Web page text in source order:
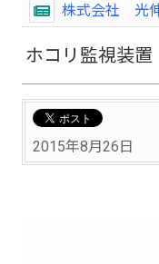
株式会社 光
ホコリ監視装置
2015年8月26日